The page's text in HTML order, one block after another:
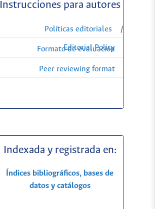
Instrucciones para autores
Políticas editoriales /
Editorial Policy
Formato de evaluación
Peer reviewing format
Indexada y registrada en:
Índices bibliográficos, bases de
datos y catálogos